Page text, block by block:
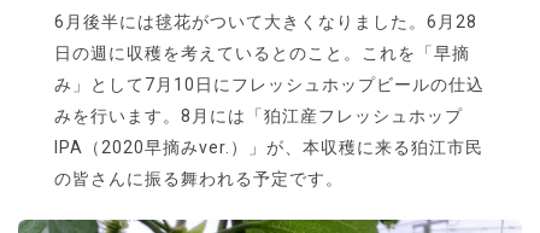
6月後半には毬花がついて大きくなりました。6月28
日の週に収穫を考えているとのこと。これを「早摘
み」として7月10日にフレッシュホップビールの仕込
みを行います。8月には「狛江産フレッシュホップ
IPA（2020早摘みver.）」が、本収穫に来る狛江市民
の皆さんに振る舞われる予定です。